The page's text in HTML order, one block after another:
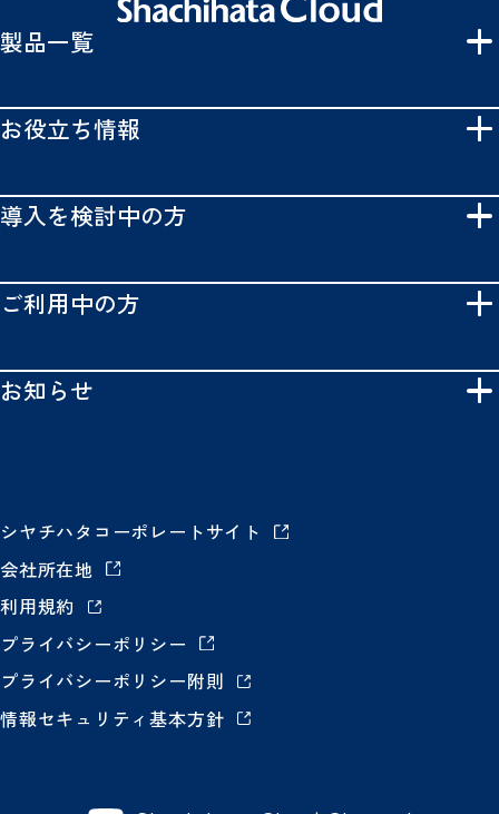
製品一覧
お役立ち情報
導入を検討中の方
ご利用中の方
お知らせ
シヤチハタコーポレートサイト
会社所在地
利用規約
プライバシーポリシー
プライバシーポリシー附則
情報セキュリティ基本方針